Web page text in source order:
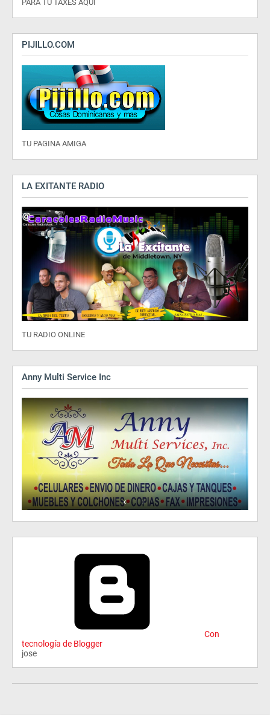
PARA TU TAXES AQUI
PIJILLO.COM
TU PAGINA AMIGA
LA EXITANTE RADIO
TU RADIO ONLINE
Anny Multi Service Inc
Con
tecnología de Blogger
jose